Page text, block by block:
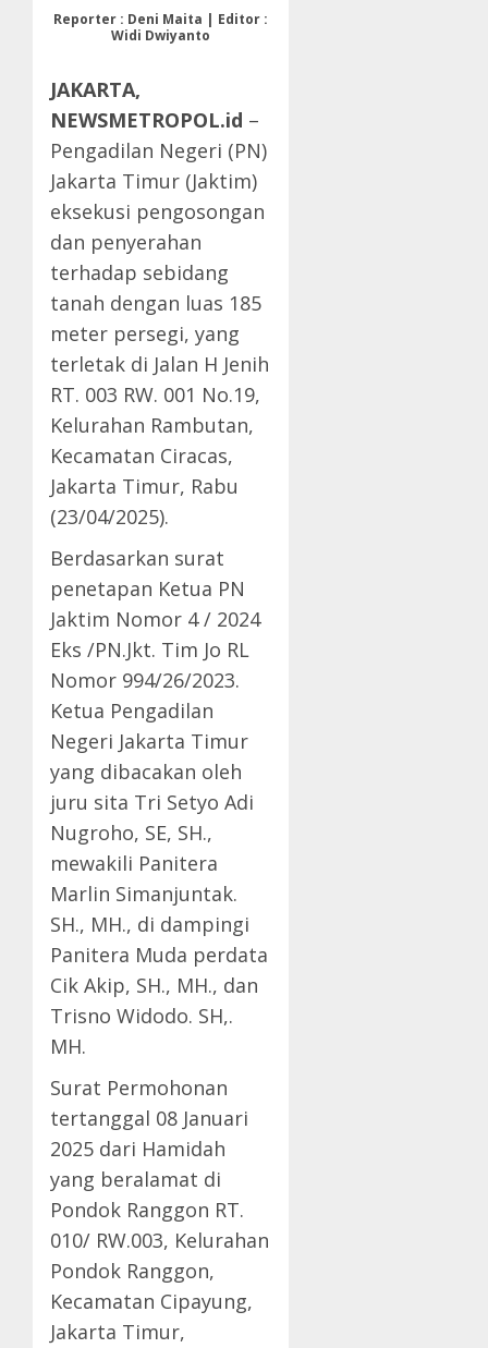
Reporter : Deni Maita | Editor :
Widi Dwiyanto
JAKARTA,
NEWSMETROPOL.id –
Pengadilan Negeri (PN)
Jakarta Timur (Jaktim)
eksekusi pengosongan
dan penyerahan
terhadap sebidang
tanah dengan luas 185
meter persegi, yang
terletak di Jalan H Jenih
RT. 003 RW. 001 No.19,
Kelurahan Rambutan,
Kecamatan Ciracas,
Jakarta Timur, Rabu
(23/04/2025).
Berdasarkan surat
penetapan Ketua PN
Jaktim Nomor 4 / 2024
Eks /PN.Jkt. Tim Jo RL
Nomor 994/26/2023.
Ketua Pengadilan
Negeri Jakarta Timur
yang dibacakan oleh
juru sita Tri Setyo Adi
Nugroho, SE, SH.,
mewakili Panitera
Marlin Simanjuntak.
SH., MH., di dampingi
Panitera Muda perdata
Cik Akip, SH., MH., dan
Trisno Widodo. SH,.
MH.
Surat Permohonan
tertanggal 08 Januari
2025 dari Hamidah
yang beralamat di
Pondok Ranggon RT.
010/ RW.003, Kelurahan
Pondok Ranggon,
Kecamatan Cipayung,
Jakarta Timur,